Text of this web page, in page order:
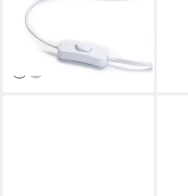
E14-Fassung
29,99 €
lieferbar - in 2-3 Werktagen bei dir